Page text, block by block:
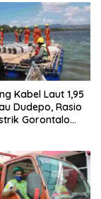
Kabel Laut 1,95
Dudepo, Rasio
Gorontalo